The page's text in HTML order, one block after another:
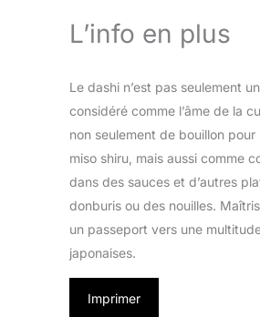
L’info en plus
Le dashi n’est pas seulement
considéré comme l’âme de la
non seulement de bouillon
miso shiru, mais aussi comme
dans des sauces et d’autres
donburis ou des nouilles.
un passeport vers une
japonaises.
Imprimer